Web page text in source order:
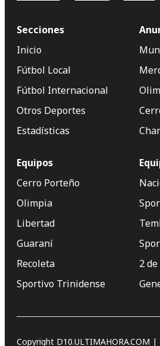
Secciones
Inicio
Fútbol Local
Fútbol Internacional
Otros Deportes
Estadísticas
Equipos
Cerro Porteño
Olimpia
Libertad
Guaraní
Recoleta
Sportivo Trinidense
2
Copyright D10.ULTIMAHORA.COM